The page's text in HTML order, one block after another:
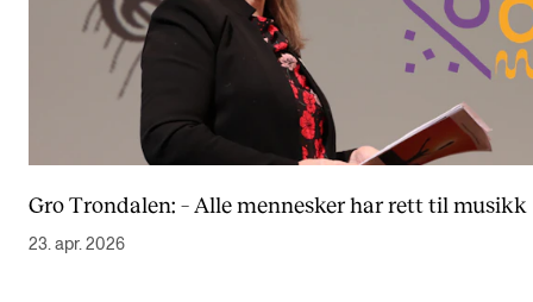
Gro Trondalen: – Alle mennesker har rett til musikk
23. apr. 2026